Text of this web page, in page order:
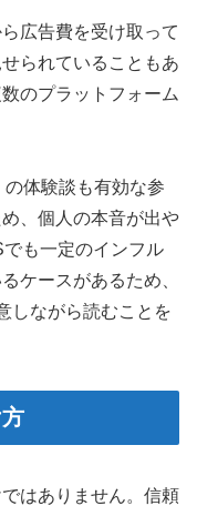
広告費を受け取って
られていることもあ
のプラットフォーム
体験談も有効な参
、個人の本音が出や
も一定のインフル
ケースがあるため、
しながら読むことを
はありません。信頼